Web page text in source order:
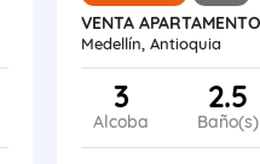
Medellín, Antioquia
3
Alcoba
2.5
Baño(s)